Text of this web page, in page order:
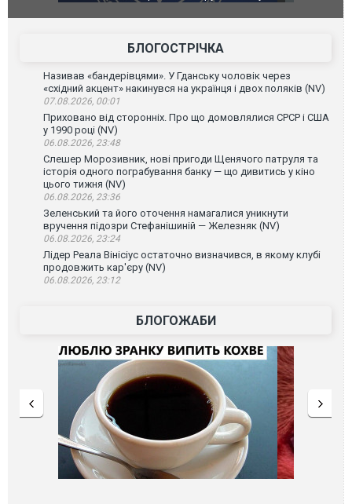
атаку. ВІДЕО
БЛОГОСТРІЧКА
Називав «бандерівцями». У Гданську чоловік через
«східний акцент» накинувся на українця і двох поляків (NV)
07.08.2026, 00:01
Приховано від сторонніх. Про що домовлялися СРСР і США
у 1990 році (NV)
06.08.2026, 23:48
Слешер Морозивник, нові пригоди Щенячого патруля та
історія одного пограбування банку — що дивитись у кіно
цього тижня (NV)
06.08.2026, 23:36
Зеленський та його оточення намагалися уникнути
вручення підозри Стефанішиній — Железняк (NV)
06.08.2026, 23:24
Лідер Реала Вінісіус остаточно визначився, в якому клубі
продовжить кар'єру (NV)
06.08.2026, 23:12
БЛОГОЖАБИ